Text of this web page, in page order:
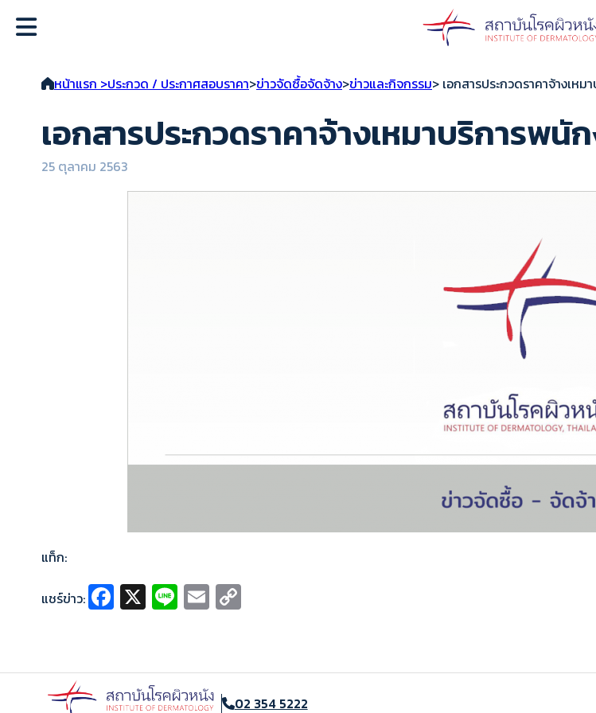
หน้าแรก >ประกวด / ประกาศสอบราคา>ข่าวจัดซื้อจัดจ้าง>ข่าวและกิจกรรม> เอกสารประกวดราคาจ้างเ
เอกสารประกวดราคาจ้างเหมาบริการพ
25 ตุลาคม 2563
แท็ก:
แชร์ข่าว: Fa
ce
o
o
X Li
n
E
m
l y
Li
02 354 5222